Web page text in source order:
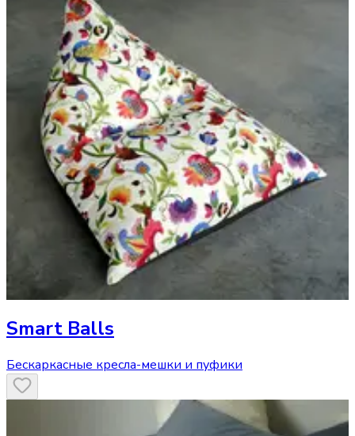
Smart Balls
Бескаркасные кресла-мешки и пуфики